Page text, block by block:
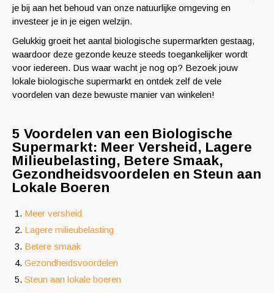
je bij aan het behoud van onze natuurlijke omgeving en
investeer je in je eigen welzijn.
Gelukkig groeit het aantal biologische supermarkten gestaag,
waardoor deze gezonde keuze steeds toegankelijker wordt
voor iedereen. Dus waar wacht je nog op? Bezoek jouw
lokale biologische supermarkt en ontdek zelf de vele
voordelen van deze bewuste manier van winkelen!
5 Voordelen van een Biologische
Supermarkt: Meer Versheid, Lagere
Milieubelasting, Betere Smaak,
Gezondheidsvoordelen en Steun aan
Lokale Boeren
Meer versheid
Lagere milieubelasting
Betere smaak
Gezondheidsvoordelen
Steun aan lokale boeren